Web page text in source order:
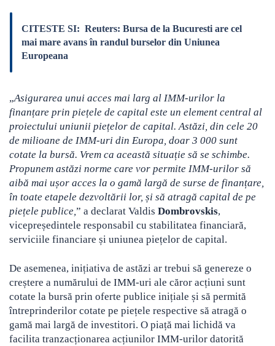
CITESTE SI: Reuters: Bursa de la Bucuresti are cel
mai mare avans în randul burselor din Uniunea
Europeana
„Asigurarea unui acces mai larg al IMM-urilor la
finanțare prin piețele de capital este un element central al
proiectului uniunii piețelor de capital. Astăzi, din cele 20
de milioane de IMM-uri din Europa, doar 3 000 sunt
cotate la bursă. Vrem ca această situație să se schimbe.
Propunem astăzi norme care vor permite IMM-urilor să
aibă mai ușor acces la o gamă largă de surse de finanțare,
în toate etapele dezvoltării lor, și să atragă capital de pe
piețele publice, ” a declarat Valdis Dombrovskis,
vicepreședintele responsabil cu stabilitatea financiară,
serviciile financiare și uniunea piețelor de capital.
De asemenea, inițiativa de astăzi ar trebui să genereze o
creștere a numărului de IMM-uri ale căror acțiuni sunt
cotate la bursă prin oferte publice inițiale și să permită
întreprinderilor cotate pe piețele respective să atragă o
gamă mai largă de investitori. O piață mai lichidă va
facilita tranzacționarea acțiunilor IMM-urilor datorită